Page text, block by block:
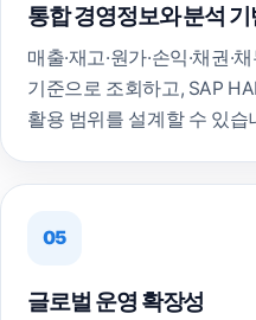
통합 경영정보와 분석
매출·재고·원가·손익·채권·
기준으로 조회하고, SAP
활용 범위를 설계할 수 있습
05
글로벌 운영 확장성